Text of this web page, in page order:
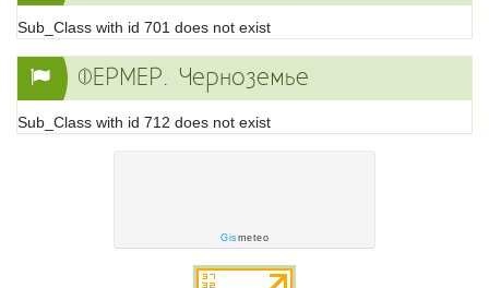
Sub_Class with id 701 does not exist
ФЕРМЕР. Черноземье
Sub_Class with id 712 does not exist
Gismeteo